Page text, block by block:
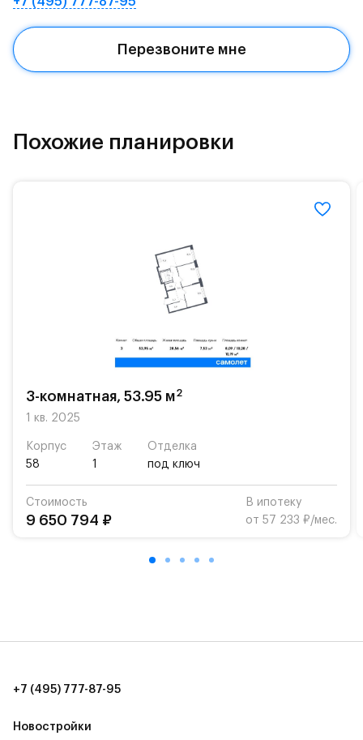
Красногорское и Рублево-Успенское шоссе.
Поблизости расположено новое наземное метро
МЦД «Одинцово».
Территория леса доступна для пеших и
Расположение позволяет вести здоровый образ
жизни и регулярно заниматься спортом, как на
свежем воздухе, так и в спортзале. Для комфортной
жизни есть вся необходимая инфраструктура.
На территории квартала возведут детский сад и
школу. Также для наиболее одарённых детей есть
«Жуковка».
парковки.
Территория квартала приватная, въезд
осуществляется по пропускам.#yan19-2r1509302#
Перезвоните мне
Похожие планировки
3-комнатная, 53.95 м2
1 кв. 2025
Корпус
58
Этаж
1
Отделка
под ключ
Стоимость
9 650 794 ₽
В ипотеку
от 57 233 ₽/мес.
Новостройки
+7 (495) 777-87-95